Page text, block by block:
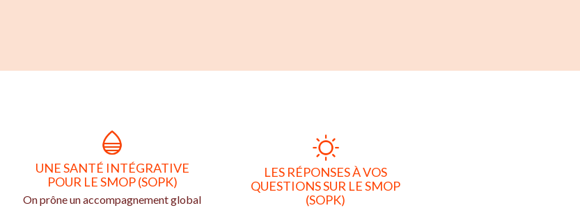
UNE SANTÉ INTÉGRATIVE
POUR LE SMOP (SOPK)
On prône un accompagnement global
LES RÉPONSES À VOS
QUESTIONS SUR LE SMOP
(SOPK)